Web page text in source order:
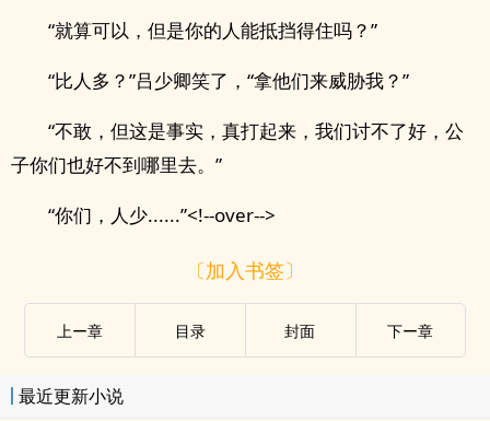
“就算可以，但是你的人能抵挡得住吗？”
“比人多？”吕少卿笑了，“拿他们来威胁我？”
“不敢，但这是事实，真打起来，我们讨不了好，公
子你们也好不到哪里去。”
“你们，人少......”<!--over-->
〔加入书签〕
上ー章 目录 封面 下ー章
最近更新小说